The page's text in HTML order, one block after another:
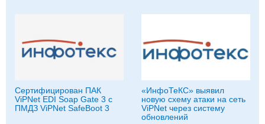
Сертифицирован ПАК
ViPNet EDI Soap Gate 3 с
ПМДЗ ViPNet SafeBoot 3
«ИнфоТеКС» выявил
новую схему атаки на сеть
ViPNet через систему
обновлений